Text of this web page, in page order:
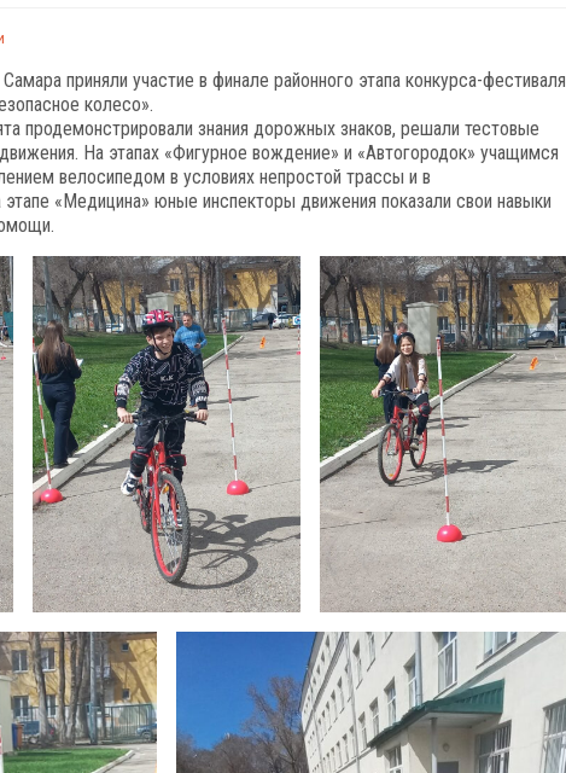
приняли участие в финале районного этапа конкурса-фестиваля
колесо».
продемонстрировали знания дорожных знаков, решали тестовые
На этапах «Фигурное вождение» и «Автогородок» учащимся
велосипедом в условиях непростой трассы и в
«Медицина» юные инспекторы движения показали свои навыки